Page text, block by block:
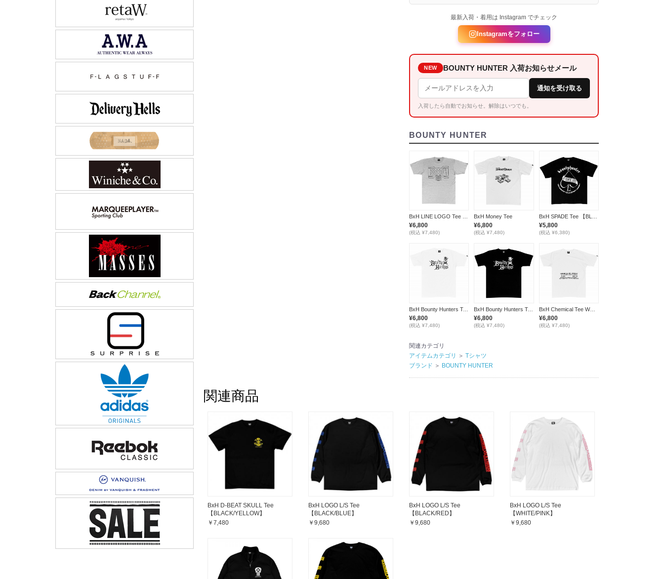
最新入荷・着用は Instagram でチェック
Instagramをフォロー
NEW BOUNTY HUNTER 入荷お知らせメール
通知を受け取る
入荷したら自動でお知らせ。解除はいつでも。
BOUNTY HUNTER
¥6,800
(税込 ¥7,480)
BxH Money Tee
¥6,800
(税込 ¥7,480)
¥5,800
(税込 ¥6,380)
BxH Bounty Hunters Tee WHITE
¥6,800
(税込 ¥7,480)
BxH Bounty Hunters Tee BLACK
¥6,800
(税込 ¥7,480)
BxH Chemical Tee WHITE
¥6,800
(税込 ¥7,480)
関連カテゴリ
アイテムカテゴリ
＞ Tシャツ
ブランド ＞ BOUNTY HUNTER
関連商品
BxH D-BEAT SKULL Tee
【BLACK/YELLOW】
￥7,480
BxH LOGO L/S Tee
【BLACK/BLUE】
￥9,680
BxH LOGO L/S Tee
【BLACK/RED】
￥9,680
BxH LOGO L/S Tee
【WHITE/PINK】
￥9,680